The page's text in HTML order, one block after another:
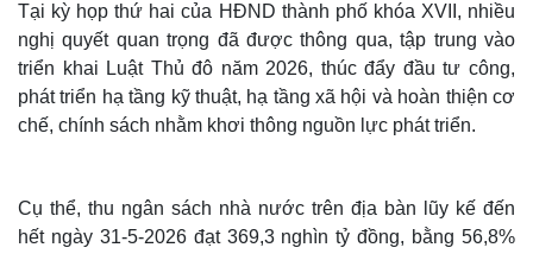
Tại kỳ họp thứ hai của HĐND thành phố khóa XVII, nhiều
nghị quyết quan trọng đã được thông qua, tập trung vào
triển khai Luật Thủ đô năm 2026, thúc đẩy đầu tư công,
phát triển hạ tầng kỹ thuật, hạ tầng xã hội và hoàn thiện cơ
chế, chính sách nhằm khơi thông nguồn lực phát triển.
Cụ thể, thu ngân sách nhà nước trên địa bàn lũy kế đến
hết ngày 31-5-2026 đạt 369,3 nghìn tỷ đồng, bằng 56,8%